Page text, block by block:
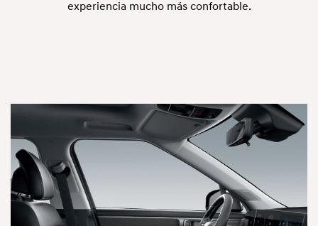
experiencia mucho más confortable.